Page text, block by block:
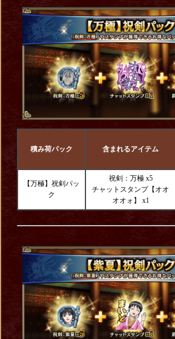
積み荷パック 含まれるアイテム
【万極】祝剣パッ
ク
祝剣：万極 x5
チャットスタンプ【オオ
オオォ】
x1